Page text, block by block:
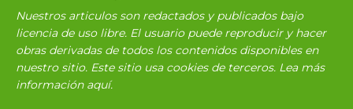
Nuestros articulos son redactados y publicados bajo
licencia de uso libre. El usuario puede reproducir y hacer
obras derivadas de todos los contenidos disponibles en
nuestro sitio. Este sitio usa cookies de terceros. Lea más
información aquí.